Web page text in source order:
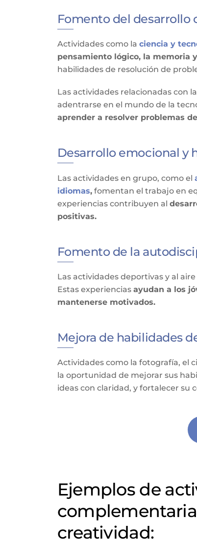
Fomento del desarrollo
Actividades como la ciencia y
pensamiento lógico, la memoria
habilidades de resolución de
Las actividades relacionadas con
adentrarse en el mundo de la
aprender a resolver problemas
Desarrollo emocional y
Las actividades en grupo, como el
idiomas,fomentan el trabajo en
experiencias contribuyen al
positivas.
Fomento de la
Las actividades deportivas y al
Estas experiencias ayudan a los
mantenerse motivados.
Mejora de habilidades
Actividades como la fotografía, el
la oportunidad de mejorar sus
ideas con claridad, y fortalecer su
Ejemplos de
creatividad: